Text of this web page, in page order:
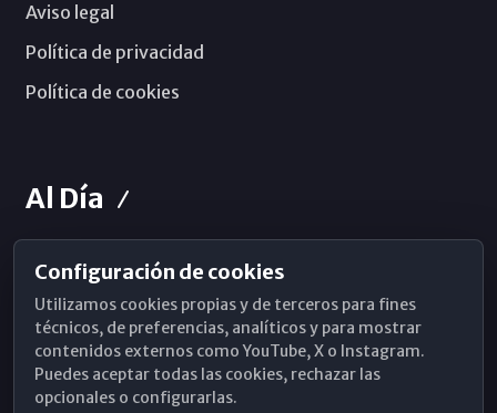
Aviso legal
Política de privacidad
Política de cookies
Al Día
Horarios de Misa
Hemeroteca
WhatsApp
Configuración de cookies
Utilizamos cookies propias y de terceros para fines
técnicos, de preferencias, analíticos y para mostrar
contenidos externos como YouTube, X o Instagram.
Puedes aceptar todas las cookies, rechazar las
opcionales o configurarlas.